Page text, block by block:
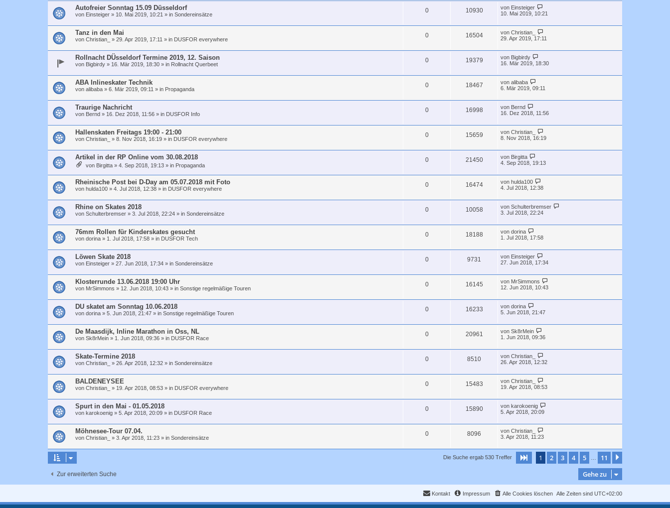
Autofreier Sonntag 15.09 Düsseldorf
von Einsteiger » 10. Mai 2019, 10:21 » in Sondereinsätze
0 10930 von Einsteiger
10. Mai 2019, 10:21
Tanz in den Mai
von Christian_ » 29. Apr 2019, 17:11 » in DUSFOR everywhere
0 16504 von Christian_
29. Apr 2019, 17:11
Rollnacht DÜsseldorf Termine 2019, 12. Saison
von Bigbirdy » 16. Mär 2019, 18:30 » in Rollnacht Querbeet
0 19379 von Bigbirdy
16. Mär 2019, 18:30
ABA Inlineskater Technik
von alibaba » 6. Mär 2019, 09:11 » in Propaganda
0 18467 von alibaba
6. Mär 2019, 09:11
Traurige Nachricht
von Bernd » 16. Dez 2018, 11:56 » in DUSFOR Info
0 16998 von Bernd
16. Dez 2018, 11:56
Hallenskaten Freitags 19:00 - 21:00
von Christian_ » 8. Nov 2018, 16:19 » in DUSFOR everywhere
0 15659 von Christian_
8. Nov 2018, 16:19
Artikel in der RP Online vom 30.08.2018
von Birgitta » 4. Sep 2018, 19:13 » in Propaganda
0 21450 von Birgitta
4. Sep 2018, 19:13
Rheinische Post bei D-Day am 05.07.2018 mit Foto
von hulda100 » 4. Jul 2018, 12:38 » in DUSFOR everywhere
0 16474 von hulda100
4. Jul 2018, 12:38
Rhine on Skates 2018
von Schulterbremser » 3. Jul 2018, 22:24 » in Sondereinsätze
0 10058 von Schulterbremser
3. Jul 2018, 22:24
76mm Rollen für Kinderskates gesucht
von dorina » 1. Jul 2018, 17:58 » in DUSFOR Tech
0 18188 von dorina
1. Jul 2018, 17:58
Löwen Skate 2018
von Einsteiger » 27. Jun 2018, 17:34 » in Sondereinsätze
0 9731 von Einsteiger
27. Jun 2018, 17:34
Klosterrunde 13.06.2018 19:00 Uhr
von MrSimmons » 12. Jun 2018, 10:43 » in Sonstige regelmäßige Touren
0 16145 von MrSimmons
12. Jun 2018, 10:43
DU skatet am Sonntag 10.06.2018
von dorina » 5. Jun 2018, 21:47 » in Sonstige regelmäßige Touren
0 16233 von dorina
5. Jun 2018, 21:47
De Maasdijk, Inline Marathon in Oss, NL
von Sk8rMein » 1. Jun 2018, 09:36 » in DUSFOR Race
0 20961 von Sk8rMein
1. Jun 2018, 09:36
Skate-Termine 2018
von Christian_ » 26. Apr 2018, 12:32 » in Sondereinsätze
0 8510 von Christian_
26. Apr 2018, 12:32
BALDENEYSEE
von Christian_ » 19. Apr 2018, 08:53 » in DUSFOR everywhere
0 15483 von Christian_
19. Apr 2018, 08:53
Spurt in den Mai - 01.05.2018
von karokoenig » 5. Apr 2018, 20:09 » in DUSFOR Race
0 15890 von karokoenig
5. Apr 2018, 20:09
Möhnesee-Tour 07.04.
von Christian_ » 3. Apr 2018, 11:23 » in Sondereinsätze
0 8096 von Christian_
3. Apr 2018, 11:23
Die Suche ergab 530 Treffer Seite von11
1 2 3 4 5 11
Zur erweiterten Suche Gehe zu
Alle Zeiten sind UTC+02:00
Alle Cookies löschen
Impressum
Kontakt